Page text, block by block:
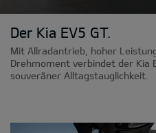
Der Kia EV5 GT.
Mit Allradantrieb, hoher
Drehmoment verbindet der Kia
souveräner Alltagstauglichkeit.